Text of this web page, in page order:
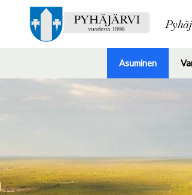
Asuminen
Toggle
submenu